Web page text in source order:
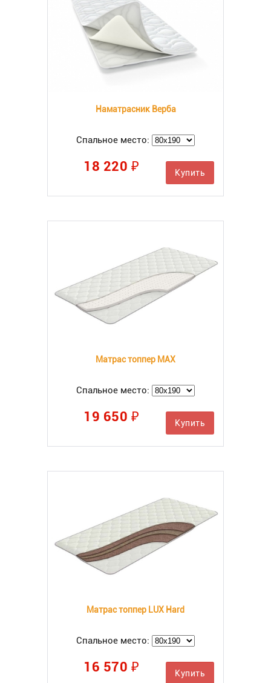
Наматрасник Верба
Спальное место:
18 220 ₽ Купить
Матрас топпер MAX
Спальное место:
19 650 ₽ Купить
Матрас топпер LUX Hard
Спальное место:
16 570 ₽ Купить